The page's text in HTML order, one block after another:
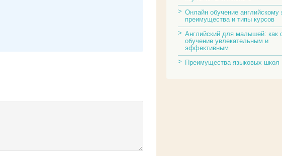
Онлайн обучение английскому
преимущества и типы курсов
Английский для малышей: как
обучение увлекательным и
эффективным
Преимущества языковых школ